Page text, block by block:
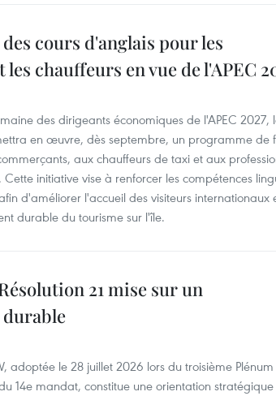
cours d'anglais pour les
chauffeurs en vue de l'APEC
des dirigeants économiques de l'APEC 2027,
en œuvre, dès septembre, un programme de
aux chauffeurs de taxi et aux
Cette initiative vise à renforcer les compétences
d'améliorer l'accueil des visiteurs internationaux
durable du tourisme sur l'île.
21 mise sur un
adoptée le 28 juillet 2026 lors du troisième
14e mandat, constitue une orientation